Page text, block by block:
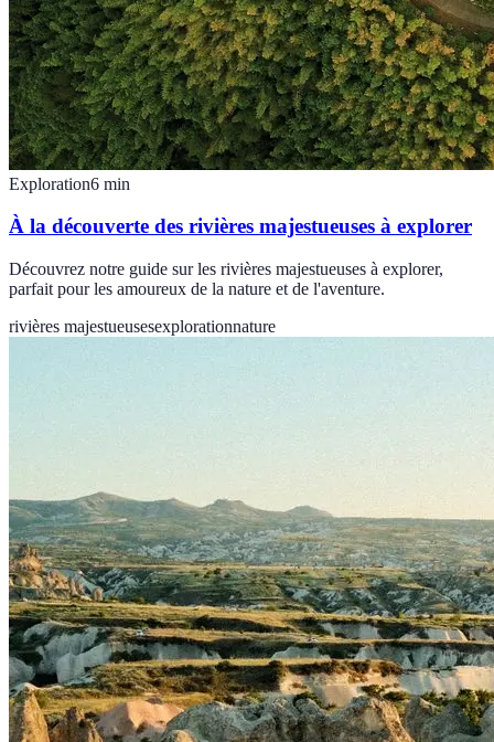
Exploration6 min
À la découverte des rivières majestueuses à explorer
Découvrez notre guide sur les rivières majestueuses à explorer,
parfait pour les amoureux de la nature et de l'aventure.
rivières majestueusesexplorationnature